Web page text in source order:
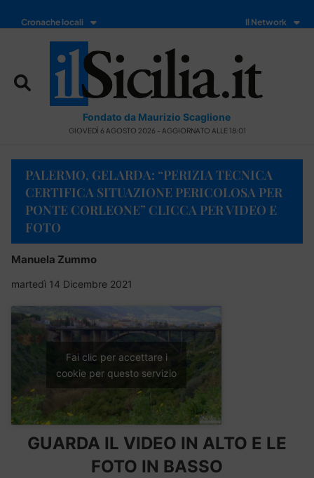
Cronache locali Il Network
Fondato da Maurizio Scaglione
GIOVEDÌ 6 AGOSTO 2026 - AGGIORNATO ALLE 18:01
PALERMO, GELARDA: “PERIZIA TECNICA
CERTIFICA SITUAZIONE PERICOLOSA PER
PONTE CORLEONE” CLICCA PER VIDEO E
FOTO
Manuela Zummo
martedì 14 Dicembre 2021
Fai clic per accettare i
cookie per questo servizio
GUARDA IL VIDEO IN ALTO E LE
FOTO IN BASSO